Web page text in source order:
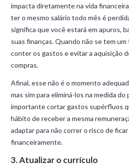
impacta diretamente na vida
ter o mesmo salário todo mês é
significa que você estará em apuros,
suas finanças. Quando não se tem
conter os gastos e evitar a aquisição
compras.
Afinal, esse não é o momento
mas sim para eliminá-los na medida
importante cortar gastos supérfluos
hábito de receber a mesma
adaptar para não correr o risco de
financeiramente.
3. Atualizar o currículo